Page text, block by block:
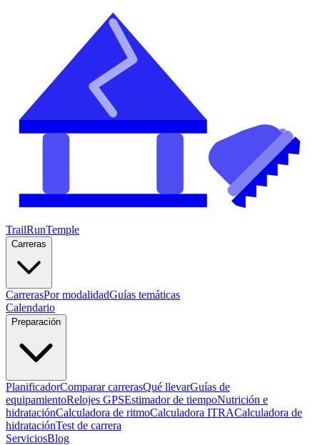
TrailRunTemple
Carreras
CarrerasPor modalidadGuías temáticas
Calendario
Preparación
PlanificadorComparar carrerasQué llevarGuías de
equipamientoRelojes GPSEstimador de tiempoNutrición e
hidrataciónCalculadora de ritmoCalculadora ITRACalculadora de
hidrataciónTest de carrera
ServiciosBlog